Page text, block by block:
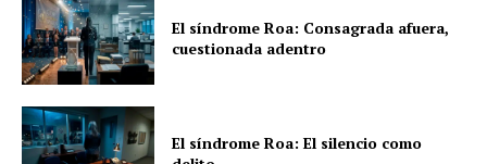
El síndrome Roa: Consagrada afuera,
cuestionada adentro
El síndrome Roa: El silencio como